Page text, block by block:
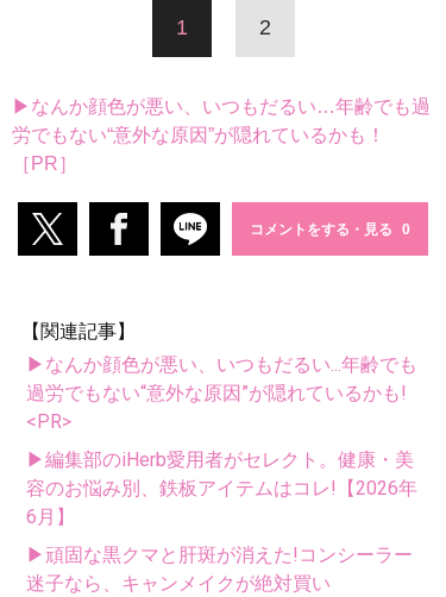
1 2
▶なんか顔色が悪い、いつもだるい…年齢でも過
労でもない“意外な原因”が隠れているかも！
［PR］
コメントをする・見る
【関連記事】
▶なんか顔色が悪い、いつもだるい...年齢でも
過労でもない“意外な原因”が隠れているかも!
<PR>
▶編集部のiHerb愛用者がセレクト。健康・美
容のお悩み別、鉄板アイテムはコレ!【2026年
6月】
▶頑固な黒クマと肝斑が消えた!コンシーラー
迷子なら、キャンメイクが絶対買い